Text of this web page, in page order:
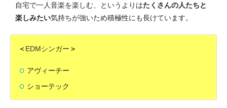
自宅で一人音楽を楽しむ、というよりはたくさんの人たちと
楽しみたい気持ちが強いため積極性にも長けています。
＜ EDMシンガー ＞
アヴィーチー
ショーテック